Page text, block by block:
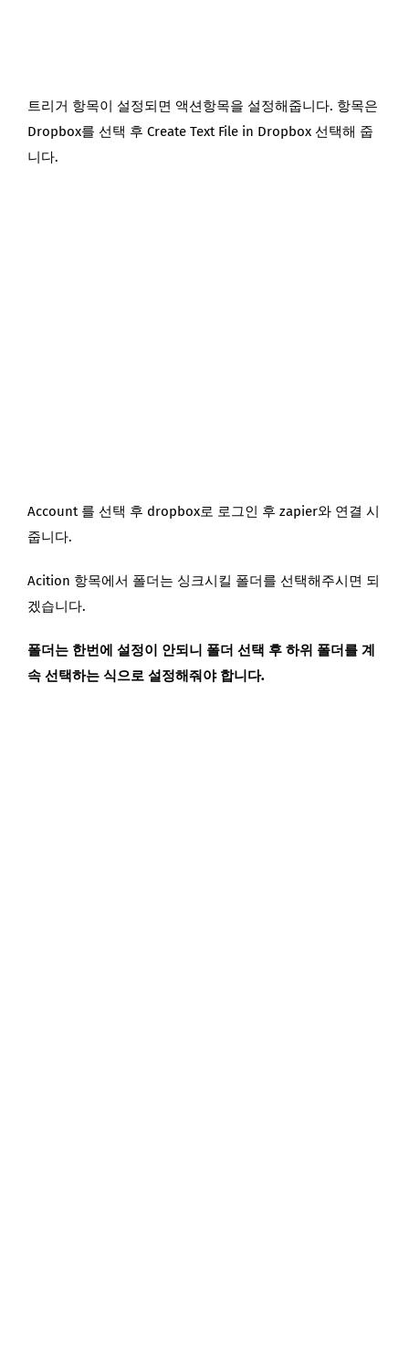
트리거 항목이 설정되면 액션항목을 설정해줍니다. 항목은
Dropbox를 선택 후 Create Text File in Dropbox 선택해 줍
니다.
Account 를 선택 후 dropbox로 로그인 후 zapier와 연결 시
줍니다.
Acition 항목에서 폴더는 싱크시킬 폴더를 선택해주시면 되
겠습니다.
폴더는 한번에 설정이 안되니 폴더 선택 후 하위 폴더를 계
속 선택하는 식으로 설정해줘야 합니다.